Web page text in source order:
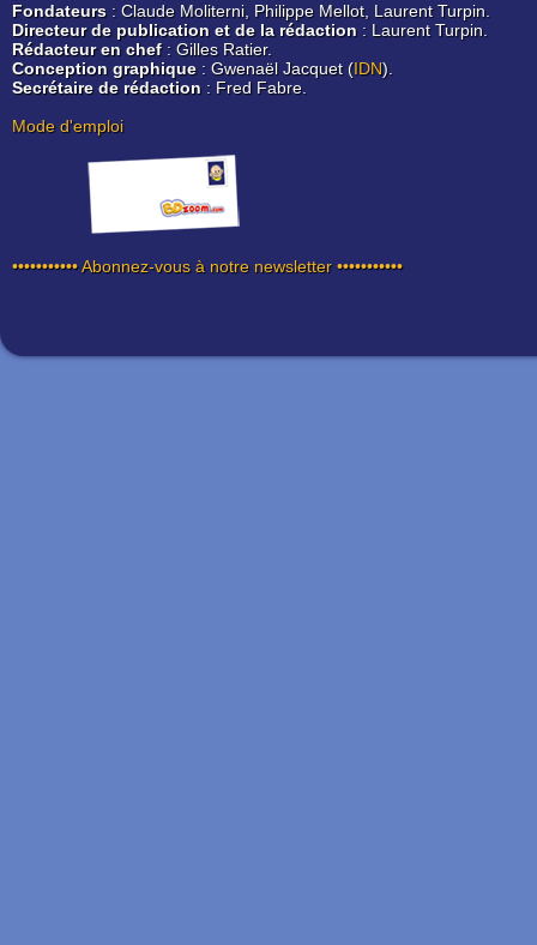
Fondateurs : Claude Moliterni, Philippe Mellot, Laurent Turpin.
Directeur de publication et de la rédaction : Laurent Turpin.
Rédacteur en chef: Gilles Ratier.
Conception graphique: Gwenaël Jacquet (IDN).
Secrétaire de rédaction : Fred Fabre.
Mode d'emploi
••••••••••• Abonnez-vous à notre newsletter •••••••••••